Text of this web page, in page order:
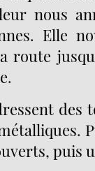
nous
Elle
route
puis